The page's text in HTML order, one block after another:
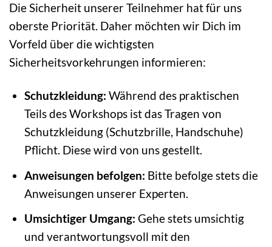
Die Sicherheit unserer Teilnehmer hat für uns
oberste Priorität. Daher möchten wir Dich im
Vorfeld über die wichtigsten
Sicherheitsvorkehrungen informieren:
Schutzkleidung: Während des praktischen
Teils des Workshops ist das Tragen von
Schutzkleidung (Schutzbrille, Handschuhe)
Pflicht. Diese wird von uns gestellt.
Anweisungen befolgen: Bitte befolge stets die
Anweisungen unserer Experten.
Umsichtiger Umgang: Gehe stets umsichtig
und verantwortungsvoll mit den